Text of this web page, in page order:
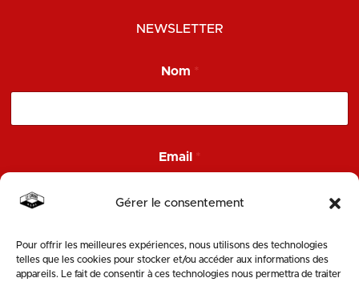
Gérer le consentement
Pour offrir les meilleures expériences, nous utilisons des technologies
telles que les cookies pour stocker et/ou accéder aux informations des
appareils. Le fait de consentir à ces technologies nous permettra de traiter
NEWSLETTER
Nom *
N
o
E
i
l
Email *
ENVOYER